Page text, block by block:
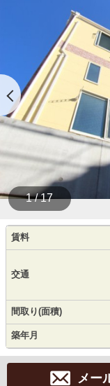
1 / 17
賃料
交通
間取り(面積)
築年月
メー